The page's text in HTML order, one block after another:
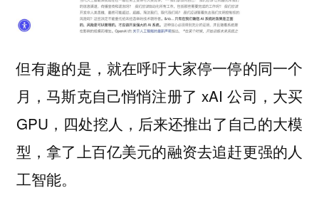
但有趣的是，就在呼吁大家停一停的同一个
月，马斯克自己悄悄注册了 xAI 公司，大买
GPU，四处挖人，后来还推出了自己的大模
型，拿了上百亿美元的融资去追赶更强的人
工智能。